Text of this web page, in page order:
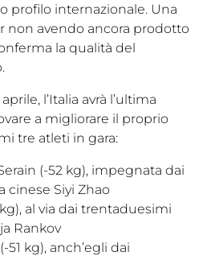
profilo internazionale. Una
non avendo ancora prodotto
la qualità del
l’Italia avrà l’ultima
a migliorare il proprio
tre atleti in gara:
(-52 kg), impegnata dai
cinese Siyi Zhao
kg), al via dai trentaduesimi
Rankov
51 kg), anch’egli dai